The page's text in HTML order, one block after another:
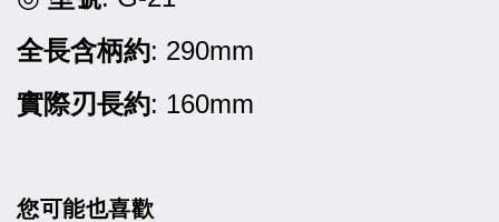
全長含柄約: 290mm
實際刃長約: 160mm
您可能也喜歡